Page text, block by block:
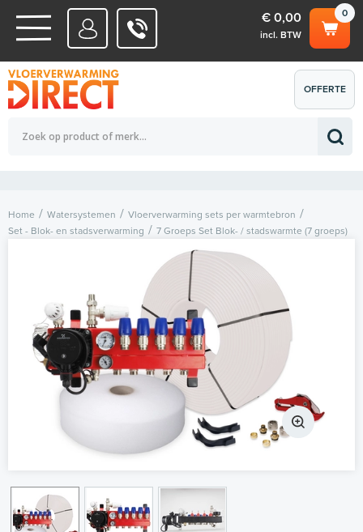
WATERSYSTEMEN
ELEKTRISCHE SYSTEMEN
0
€ 0,00
incl. BTW
Totaalbedrag (incl. BTW) € 0,00
OFFERTE
AANVRAGEN
Home Watersystemen
Vloerverwarming sets per warmtebron
Set - Blok- en stadsverwarming
7 Groeps Set Blok- / stadswarmte (7 groeps)